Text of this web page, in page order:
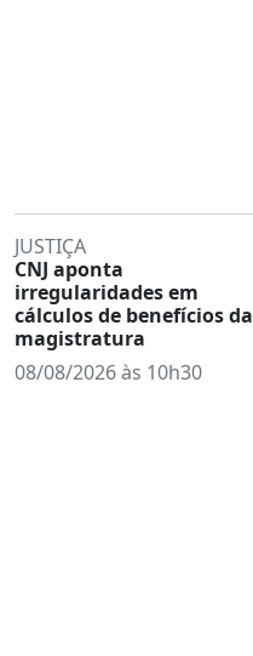
JUSTIÇA
CNJ aponta
irregularidades em
cálculos de benefícios da
magistratura
08/08/2026 às 10h30